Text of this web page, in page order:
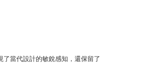
當代設計的敏銳感知，還保留了